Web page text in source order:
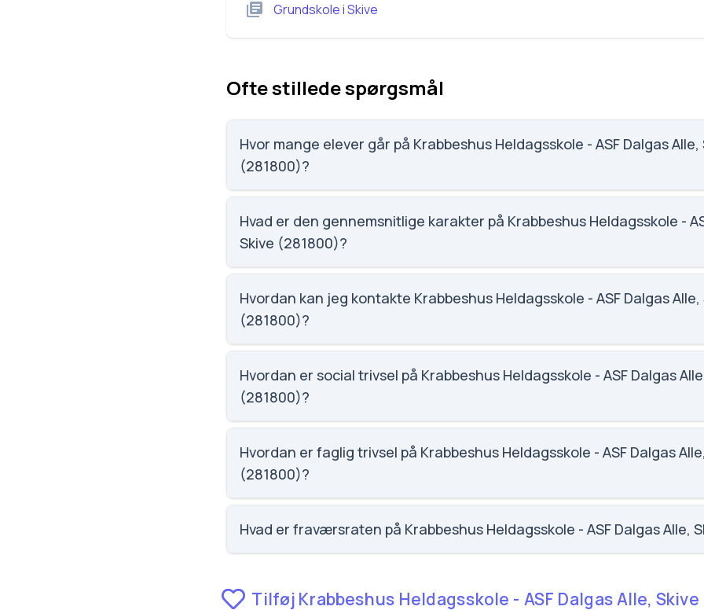
GrundskoleiSkive
Ofte stillede spørgsmål
Hvor mange elever går på Krabbeshus Heldagsskole - ASF Dalgas Alle,
(281800)?
Krabbeshus Heldagsskole - ASF Dalgas Alle, Skive (281800) har 44 elever,
2252 ud af 3143 skoler.
Hvad er den gennemsnitlige karakter på Krabbeshus Heldagsskole -
Skive (281800)?
Vi har ikke data om karaktergennemsnittet for Krabbeshus Heldagsskole - ASF
(281800).
Hvordan kan jeg kontakte Krabbeshus Heldagsskole - ASF Dalgas Alle,
(281800)?
Email: krabbeshus@skivekommune.dk. Telefon: 9751 1799. Adresse:
Jakob Holten Olsen.
Hvordan er social trivsel på Krabbeshus Heldagsskole - ASF Dalgas
(281800)?
Social trivsel på Krabbeshus Heldagsskole - ASF Dalgas Alle, Skive (281800) er
ud af 3143 skoler. Scoren er baseret på elevernes egne besvarelser.
Hvordan er faglig trivsel på Krabbeshus Heldagsskole - ASF Dalgas
(281800)?
Faglig trivsel på Krabbeshus Heldagsskole - ASF Dalgas Alle, Skive (281800) er
ud af 3143 skoler. Scoren er baseret på elevernes egne besvarelser.
Hvad er fraværsraten på Krabbeshus Heldagsskole - ASF Dalgas Alle,
Tilføj Krabbeshus Heldagsskole - ASF Dalgas Alle,